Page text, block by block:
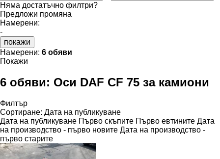
Няма достатъчно филтри?
Предложи промяна
Намерени:
-
покажи
Намерени: 6 обяви
Покажи
6 обяви: Оси DAF CF 75 за камиони
Филтър
Сортиране: Дата на публикуване
Дата на публикуване Първо скъпите Първо евтините Дата
на производство - първо новите Дата на производство -
първо старите